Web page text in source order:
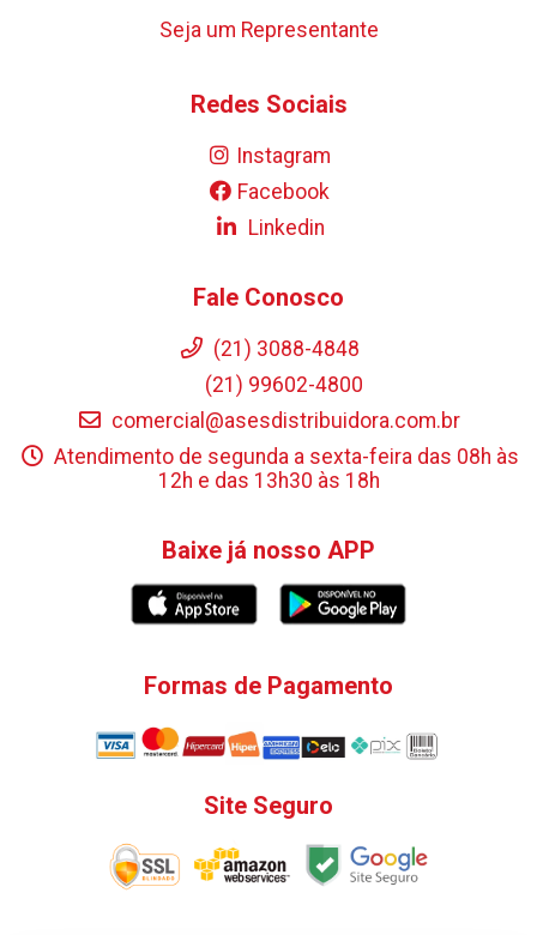
Seja um Representante
Redes Sociais
Instagram
Facebook
Linkedin
Fale Conosco
(21) 3088-4848
(21) 99602-4800
comercial@asesdistribuidora.com.br
Atendimento de segunda a sexta-feira das 08h às
12h e das 13h30 às 18h
Baixe já nosso APP
Formas de Pagamento
Site Seguro